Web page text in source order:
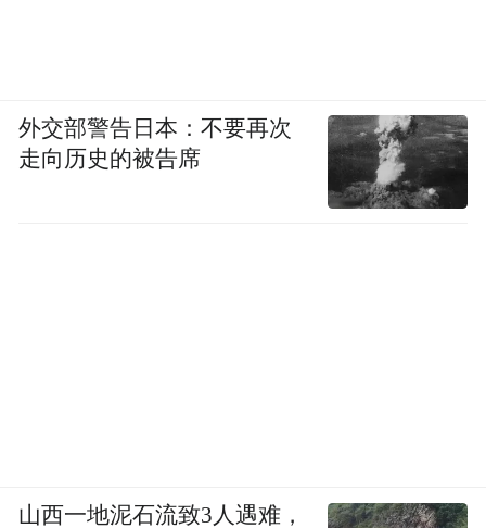
外交部警告日本：不要再次
走向历史的被告席
山西一地泥石流致3人遇难，